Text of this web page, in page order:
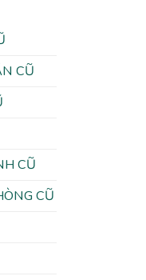
CŨ
CŨ
CŨ